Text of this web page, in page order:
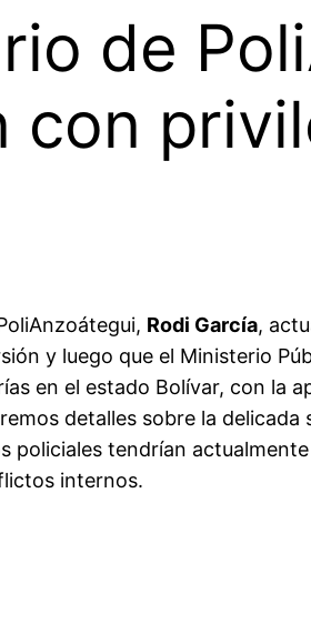
de
con
Rodi García,
y luego que el Ministerio
en el estado Bolívar, con la
detalles sobre la
policiales tendrían
internos.